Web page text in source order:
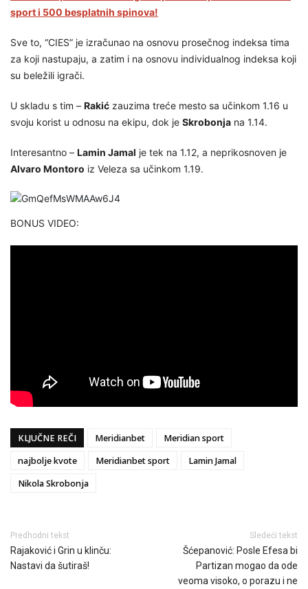
sport i 500 besplatnih spinova!
Sve to, “CIES” je izračunao na osnovu prosečnog indeksa tima
za koji nastupaju, a zatim i na osnovu individualnog indeksa koji
su beležili igrači.
U skladu s tim – Rakić zauzima treće mesto sa učinkom 1.16 u
svoju korist u odnosu na ekipu, dok je Skrobonja na 1.14.
Interesantno – Lamin Jamal je tek na 1.12, a neprikosnoven je
Alvaro Montoro iz Veleza sa učinkom 1.19.
BONUS VIDEO:
KLJUČNE REČI Meridianbet
Meridian sport
najbolje kvote
Meridianbet sport
Lamin Jamal
Nikola Skrobonja
Predhodni tekst
Rajaković i Grin u klinču:
Nastavi da šutiraš!
Sledeći tekst
Šćepanović: Posle Efesa bi
Partizan mogao da ode
veoma visoko, o porazu i ne